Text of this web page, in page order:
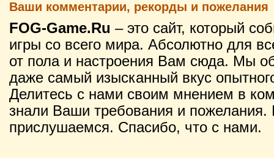
Ваши комментарии, рекорды и пожелания
FOG-Game.Ru – это сайт, который
игры со всего мира. Абсолютно для
от пола и настроения Вам сюда. Мы
даже самый изысканный вкус
Делитесь с нами своим мнением в
знали Ваши требования и
прислушаемся. Спасибо, что с нами.